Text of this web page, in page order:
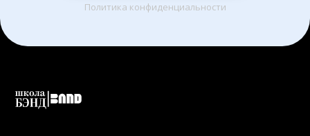
Политика конфиденциальности